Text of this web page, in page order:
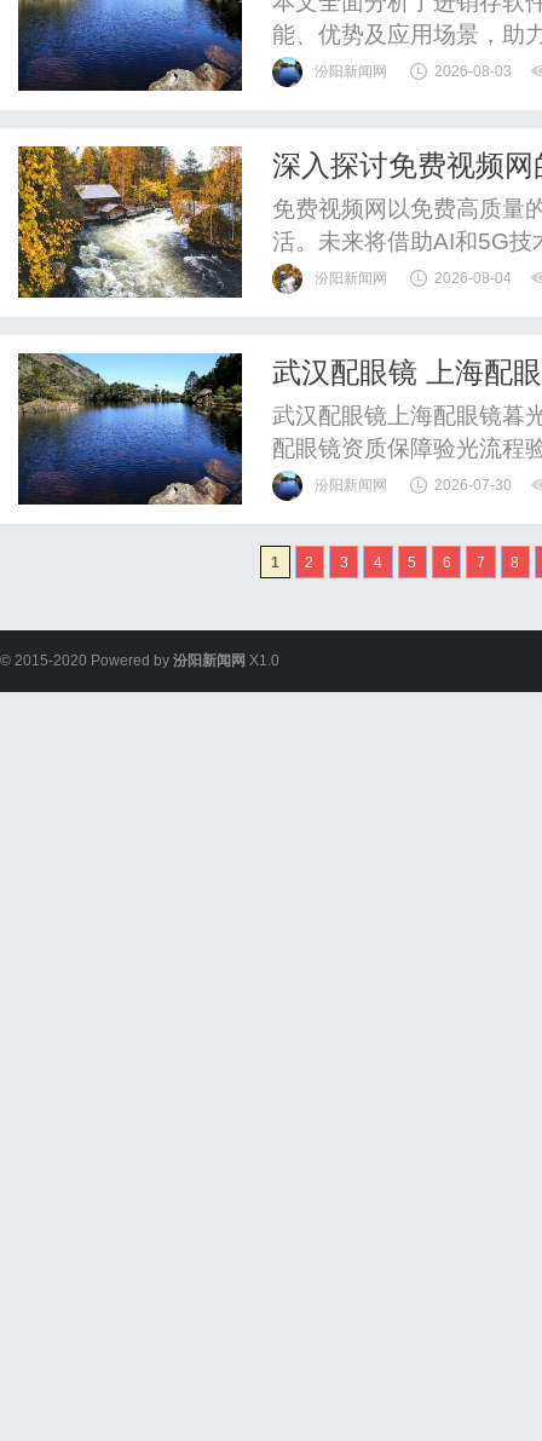
能、优势及应用场景，助
汾阳新闻网 2026-08-03
深入探讨免费视频
免费视频网以免费高质量
活。未来将借助AI和5G
持续发展。
汾阳新闻网 2026-08-04
武汉配眼镜 上海配
武汉配眼镜上海配眼镜暮
配眼镜资质保障验光流程
整验光、正品镜片、透明
惠，兼顾高专业度与高性
汾阳新闻网 2026-07-30
1 2 3 4 5 6 7 8
© 2015-2020 Powered by 汾阳新闻网 X1.0